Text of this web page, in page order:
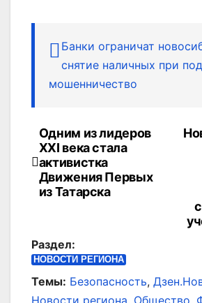
Банки ограничат
снятие наличных при
мошенничество
Навигация
по
записям
Одним из лидеров
XXI века стала
активистка
Движения Первых
из Татарска
Раздел:
НОВОСТИ РЕГИОНА
Темы: Безопасность,
Новости региона, Общество,